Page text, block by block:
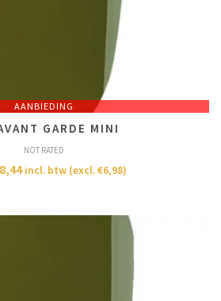
AANBIEDING
GARDE MINI
NOT RATED
8,44 incl. btw (excl.€6,98)